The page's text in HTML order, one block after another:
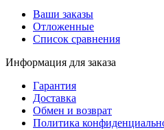
Ваши заказы
Отложенные
Список сравнения
Информация для заказа
Гарантия
Доставка
Обмен и возврат
Политика